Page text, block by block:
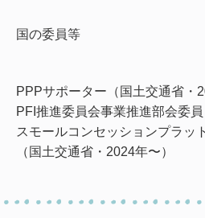
国の委員等
PPPサポーター（国土交通省・
PFI推進委員会事業推進部会委
スモールコンセッションプラッ
（国土交通省・2024年〜）